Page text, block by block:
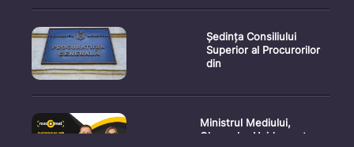
Ședința Consiliului
Superior al Procurorilor
din
Ministrul Mediului,
Gheorghe Hajder, este